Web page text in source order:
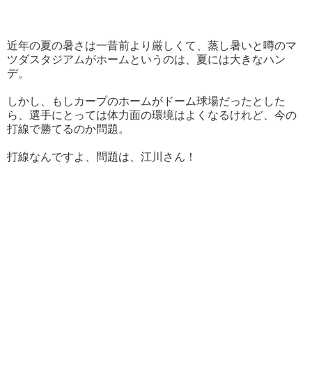
近年の夏の暑さは一昔前より厳しくて、蒸し暑いと噂のマ
ツダスタジアムがホームというのは、夏には大きなハン
デ。
しかし、もしカープのホームがドーム球場だったとした
ら、選手にとっては体力面の環境はよくなるけれど、今の
打線で勝てるのか問題。
打線なんですよ、問題は、江川さん！